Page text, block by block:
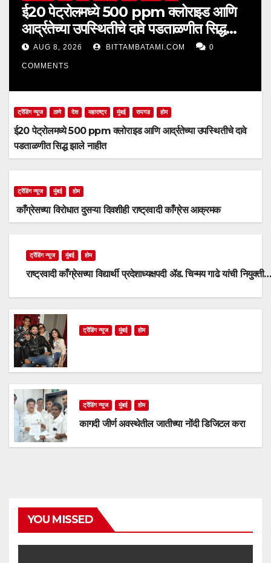
ई20 पेट्रोलमध्ये 500 ppm क्लोराइड आणि
आर्द्रतेच्या उपस्थितीचे दावे पडताळणीत सिद्ध
झाले नाहीत
AUG 8, 2026 BITTAMBATAMI.COM 0
COMMENTS
ट्रेंडिंग न्यूज ठाणे देश महाराष्ट्र मुंबई रायगड होम
ई20 पेट्रोलमध्ये 500 ppm क्लोराइड आणि आर्द्रतेच्या उपस्थितीचे दावे
पडताळणीत सिद्ध झाले नाहीत
ट्रेंडिंग न्यूज मुंबई होम
काँग्रेसच्या विरोधात दुसऱ्या दिवशीही राष्ट्रवादी काँग्रेस आक्रमक
ट्रेंडिंग न्यूज मुंबई होम
राष्ट्रवादी काँग्रेसच्या विद्यार्थी प्रदेशाध्यक्षपदी ॲड. चिन्मय गाढे यांची नियुक्ती…
ट्रेंडिंग न्यूज मुंबई होम
ट्रेंडिंग न्यूज मुंबई होम
कागदी जीर्ण अवस्थेतील जातीच्या नोंदी डिजिटल करा
YOU MISSED